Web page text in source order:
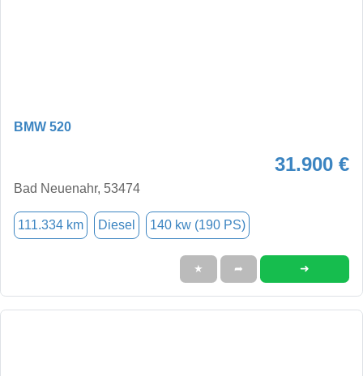
BMW 520
31.900 €
Bad Neuenahr, 53474
111.334 km Diesel 140 kw (190 PS)
★ ➦ ➜